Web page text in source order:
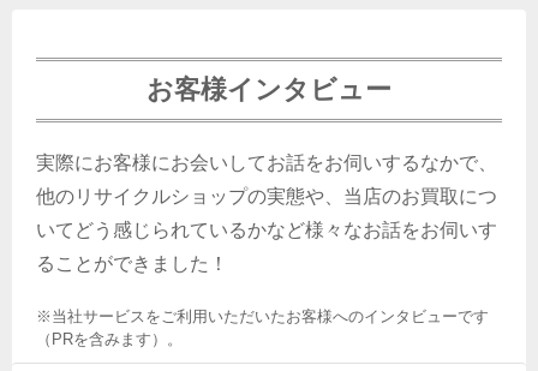
お客様インタビュー
実際にお客様にお会いしてお話をお伺いするなかで、
他のリサイクルショップの実態や、当店のお買取につ
いてどう感じられているかなど様々なお話をお伺いす
ることができました！
※当社サービスをご利用いただいたお客様へのインタビューです
（PRを含みます）。